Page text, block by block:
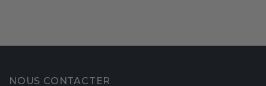
NOUS CONTACTER